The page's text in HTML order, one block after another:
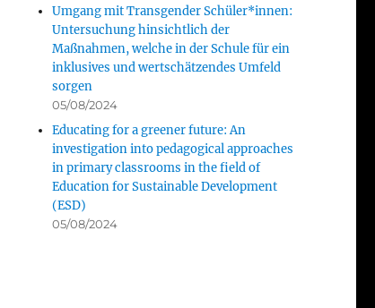
Umgang mit Transgender Schüler*innen:
Untersuchung hinsichtlich der
Maßnahmen, welche in der Schule für ein
inklusives und wertschätzendes Umfeld
sorgen
05/08/2024
Educating for a greener future: An
investigation into pedagogical approaches
in primary classrooms in the field of
Education for Sustainable Development
(ESD)
05/08/2024